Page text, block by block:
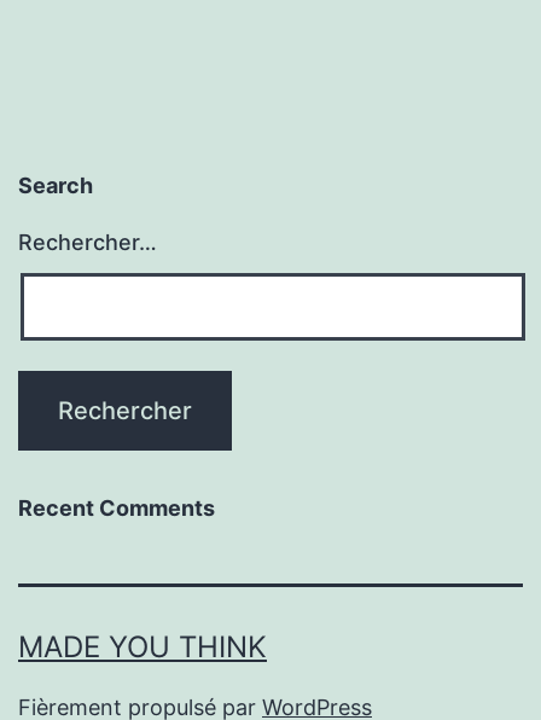
Search
Rechercher…
Recent Comments
MADE YOU THINK
Fièrement propulsé par WordPress